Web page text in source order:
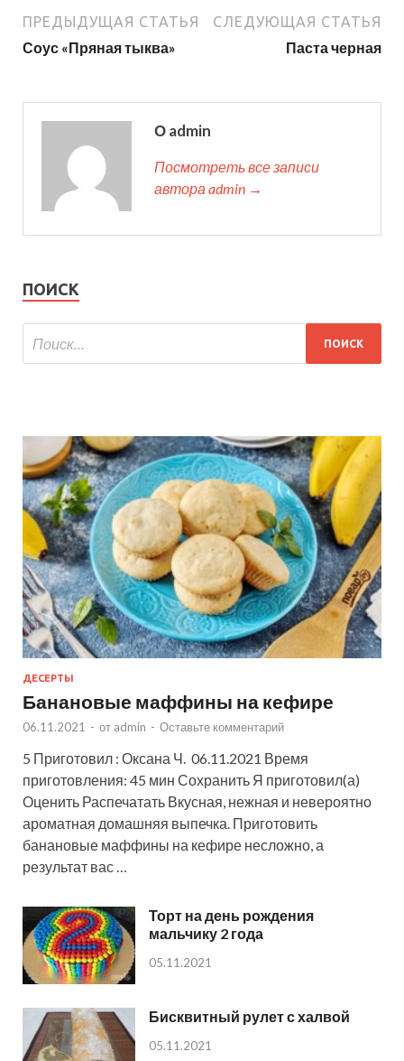
ПРЕДЫДУЩАЯ СТАТЬЯ
Соус «Пряная тыква»
СЛЕДУЮЩАЯ СТАТЬЯ
Паста черная
О admin
Посмотреть все записи
автора admin →
ПОИСК
ДЕСЕРТЫ
Банановые маффины на кефире
06.11.2021 - от admin - Оставьте комментарий
5 Приготовил : Оксана Ч. 06.11.2021 Время
приготовления: 45 мин Сохранить Я приготовил(а)
Оценить Распечатать Вкусная, нежная и невероятно
ароматная домашняя выпечка. Приготовить
банановые маффины на кефире несложно, а
результат вас …
Торт на день рождения
мальчику 2 года
05.11.2021
Бисквитный рулет с халвой
05.11.2021